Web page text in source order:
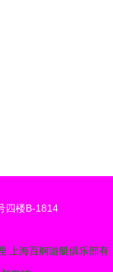
四楼B-1814
上海百舸游艇俱乐部有